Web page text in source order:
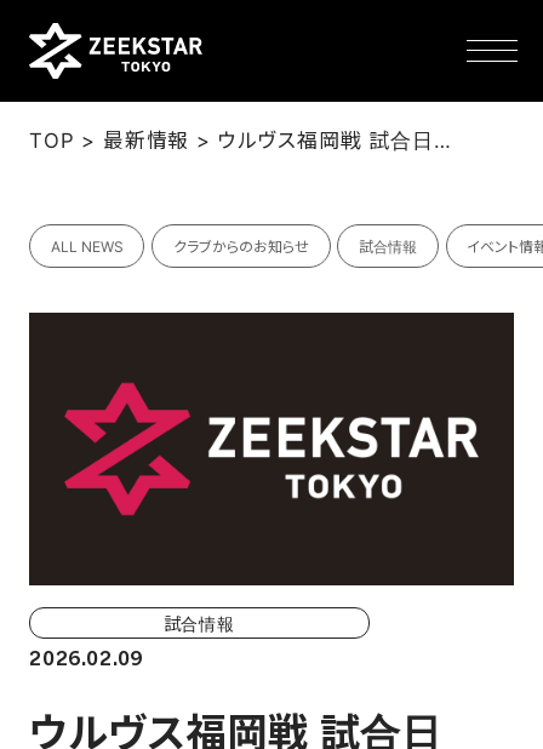
NEWS
TEAM
SCHEDULE
TICKET
会場（座席・価格表）
チケット購入方法
各座席について
TOP > 最新情報 > ウルヴス福岡戦 試合日時・会場決定のお知らせ（2/9更新）
試合情報
2026.02.09
ウルヴス福岡戦 試合日
ALL NEWS クラブからのお知らせ 試合情報 イベント情